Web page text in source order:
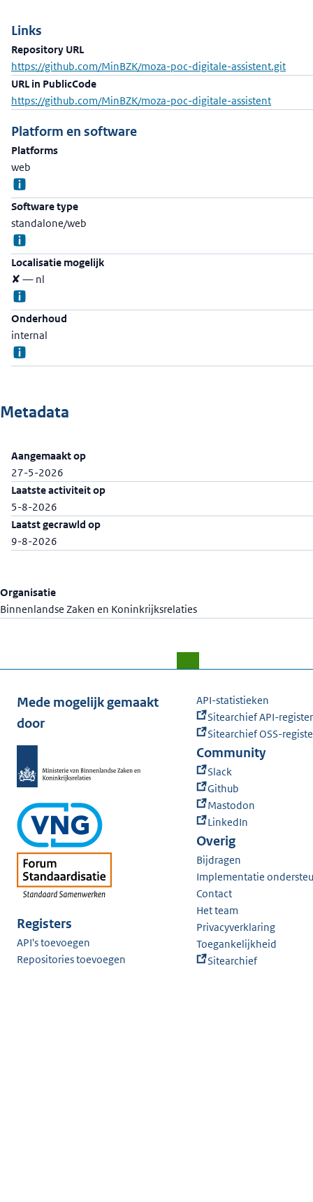
Organisatie
Binnenlandse Zaken en Koninkrijksrelaties
Links
Repository URL
https://github.com/MinBZK/moza-poc-digitale-assistent.git
URL in PublicCode
https://github.com/MinBZK/moza-poc-digitale-assistent
Platform en software
Platforms
web
Software type
standalone/web
Localisatie mogelijk
✘ — nl
Onderhoud
internal
Metadata
Aangemaakt op
27-5-2026
Laatste activiteit op
5-8-2026
Laatst gecrawld op
9-8-2026
Mede mogelijk gemaakt
door
Registers
API's toevoegen
Repositories toevoegen
API-statistieken
Sitearchief API-register
Sitearchief OSS-
Community
Slack
Github
Mastodon
LinkedIn
Overig
Bijdragen
Implementatie
Contact
Het team
Privacyverklaring
Toegankelijkheid
Sitearchief